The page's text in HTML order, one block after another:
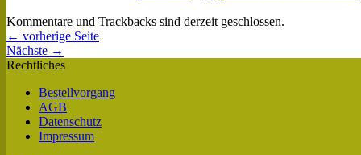
Kommentare und Trackbacks sind derzeit geschlossen.
← vorherige Seite
Nächste →
Rechtliches
Bestellvorgang
AGB
Datenschutz
Impressum